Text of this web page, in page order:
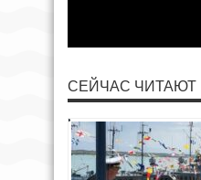
СЕЙЧАС ЧИТАЮТ